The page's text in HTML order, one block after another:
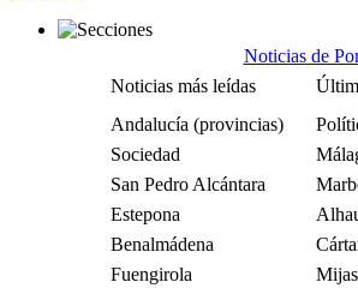
Noticias de
Noticias más leídas
Andalucía (provincias)
Sociedad
San Pedro Alcántara
Estepona
Benalmádena
Fuengirola
Mijas